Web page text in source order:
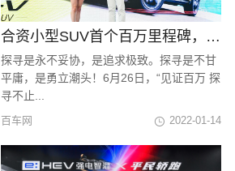
合资小型SUV首个百万里程碑，XR-V领潮再破局！
探寻是永不妥协，是追求极致。探寻是不甘
平庸，是勇立潮头！6月26日，“见证百万 探
寻不止...
百车网 2022-01-14